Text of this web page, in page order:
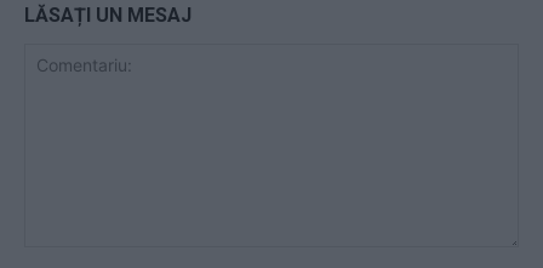
LĂSAȚI UN MESAJ